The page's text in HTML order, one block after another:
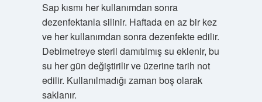
Sap kısmı her kullanımdan sonra
dezenfektanla silinir. Haftada en az bir kez
ve her kullanımdan sonra dezenfekte edilir.
Debimetreye steril damıtılmış su eklenir, bu
su her gün değiştirilir ve üzerine tarih not
edilir. Kullanılmadığı zaman boş olarak
saklanır.